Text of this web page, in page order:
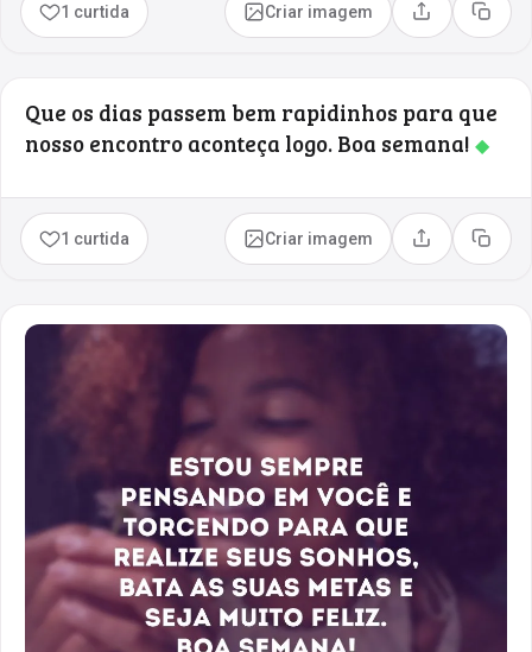
1 curtida Criar imagem Compartilhar
Copiar
Que os dias passem bem rapidinhos para que
nosso encontro aconteça logo. Boa semana! ◆
1 curtida Criar imagem Compartilhar
Copiar